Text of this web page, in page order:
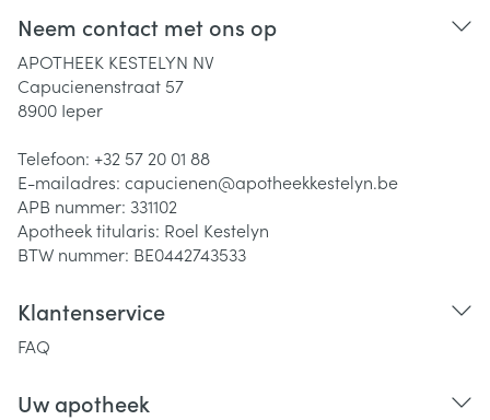
Neem contact met ons op
APOTHEEK KESTELYN NV
Capucienenstraat 57
8900 Ieper
Telefoon: +32 57 20 01 88
E-mailadres: capucienen@apotheekkestelyn.be
APB nummer: 331102
Apotheek titularis: Roel Kestelyn
BTW nummer: BE0442743533
Klantenservice
FAQ
Uw apotheek